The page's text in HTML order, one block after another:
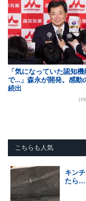
「気になっていた認知
で…」森永が開発。感動
続出
こちらも人気
キン
たら…